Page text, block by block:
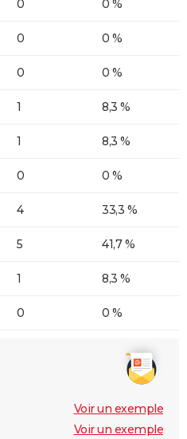
0 0 %
0 0 %
0 0 %
1 8,3 %
1 8,3 %
0 0 %
4 33,3 %
5 41,7 %
1 8,3 %
0 0 %
Voir un exemple
Voir un exemple